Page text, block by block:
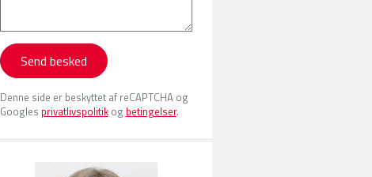
Send besked
Denne side er beskyttet af reCAPTCHA og
Googles privatlivspolitikog betingelser.